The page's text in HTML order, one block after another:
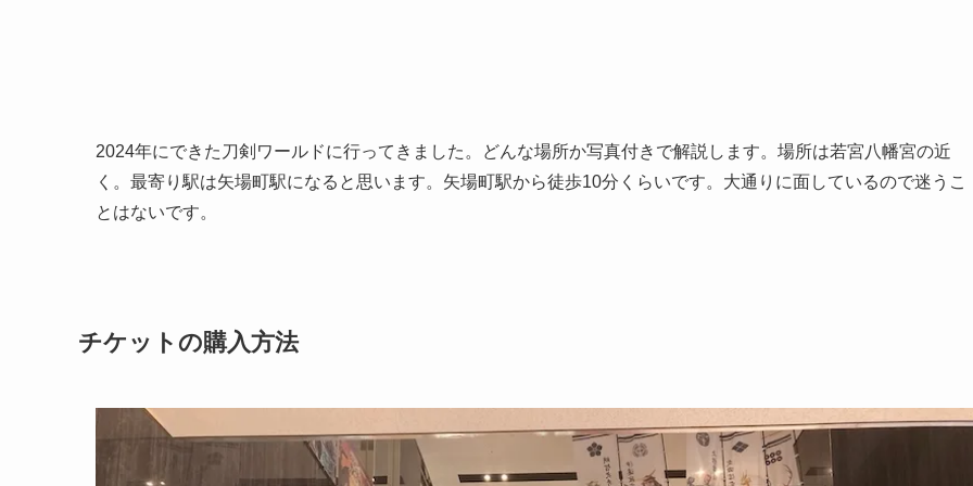
2024年にできた刀剣ワールドに行ってきました。どんな場所か写真付きで解説します。場所は若宮八幡宮の近
く。最寄り駅は矢場町駅になると思います。矢場町駅から徒歩10分くらいです。大通りに面しているので迷うこ
とはないです。
チケットの購入方法